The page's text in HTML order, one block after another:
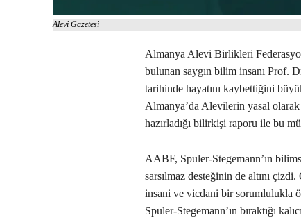
Alevi Gazetesi
Almanya Alevi Birlikleri
bulunan saygın bilim insanı Prof.
tarihinde hayatını kaybettiğini
Almanya’da Alevilerin yasal
hazırladığı bilirkişi raporu ile bu
AABF, Spuler-Stegemann’ın
sarsılmaz desteğinin de altını
insani ve vicdani bir sorumlulukla
Spuler-Stegemann’ın bıraktığı